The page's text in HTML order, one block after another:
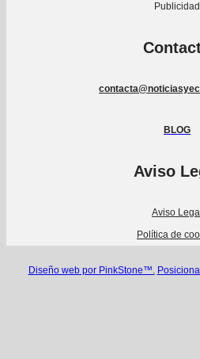
Publicidad
BLOG
Aviso
Aviso Legal
Política de
Diseño web por PinkStone™.